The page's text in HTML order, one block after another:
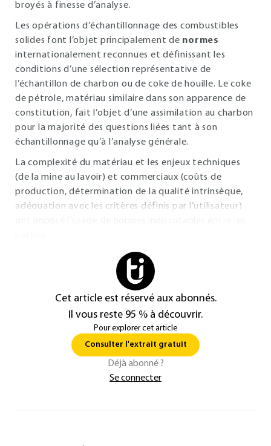
broyés à finesse d’analyse.
Les opérations d’échantillonnage des combustibles
solides font l’objet principalement de normes
internationalement reconnues et définissant les
conditions d’une sélection représentative de
l’échantillon de charbon ou de coke de houille. Le coke
de pétrole, matériau similaire dans son apparence de
constitution, fait l’objet d’une assimilation au charbon
pour la majorité des questions liées tant à son
échantillonnage qu’à l’analyse générale.
La complexité du matériau et les enjeux techniques
(de la mine au lavoir) et commerciaux (coûts de
production, détermination de la qualité intrinsèque,
adéquation avec les critères définis par l’utilisateur)
Cet article est réservé aux abonnés.
Il vous reste 95 % à découvrir.
Pour explorer cet article
Consulter l'extrait gratuit
Déjà abonné ?
Se connecter